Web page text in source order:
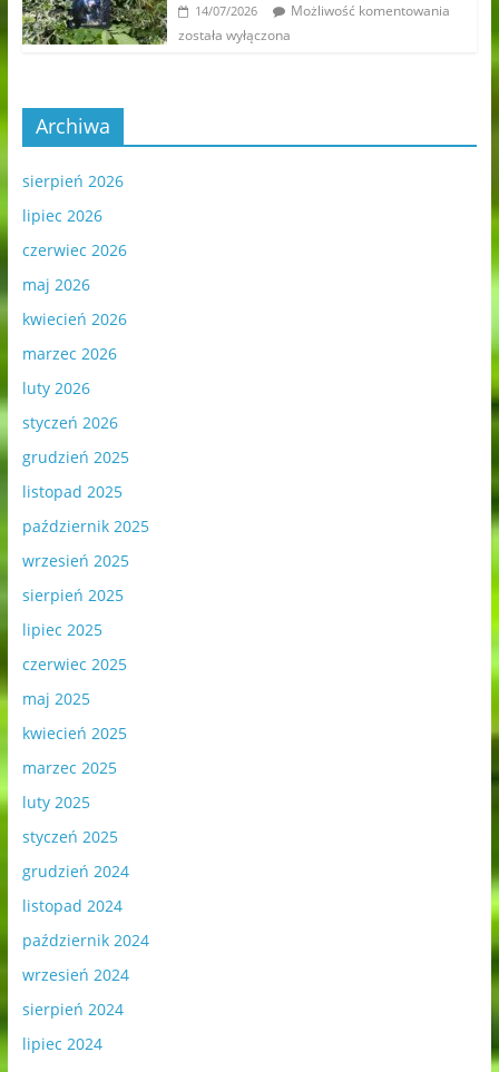
14/07/2026
Możliwość komentowania
została wyłączona
Archiwa
sierpień 2026
lipiec 2026
czerwiec 2026
maj 2026
kwiecień 2026
marzec 2026
luty 2026
styczeń 2026
grudzień 2025
listopad 2025
październik 2025
wrzesień 2025
sierpień 2025
lipiec 2025
czerwiec 2025
maj 2025
kwiecień 2025
marzec 2025
luty 2025
styczeń 2025
grudzień 2024
listopad 2024
październik 2024
wrzesień 2024
sierpień 2024
lipiec 2024